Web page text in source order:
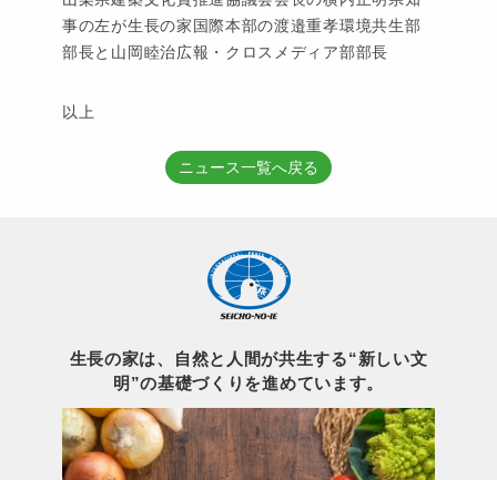
事の左が生長の家国際本部の渡邉重孝環境共生部
部長と山岡睦治広報・クロスメディア部部長
以上
ニュース一覧へ戻る
生長の家は、自然と人間が共生する“新しい文
明”の基礎づくりを進めています。